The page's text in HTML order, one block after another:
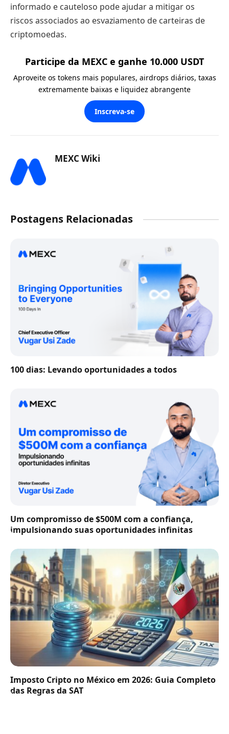
informado e cauteloso pode ajudar a mitigar os
riscos associados ao esvaziamento de carteiras de
criptomoedas.
Participe da MEXC e ganhe 10.000 USDT
Aproveite os tokens mais populares, airdrops diários, taxas
extremamente baixas e liquidez abrangente
Inscreva-se
MEXC Wiki
Postagens Relacionadas
100 dias: Levando oportunidades a todos
Um compromisso de $500M com a confiança,
impulsionando suas oportunidades infinitas
Imposto Cripto no México em 2026: Guia Completo
das Regras da SAT